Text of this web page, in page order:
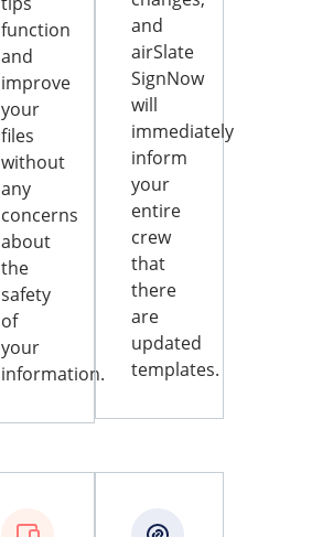
function
and
improve
your
files
without
any
concerns
about
the
safety
of
your
information.
and
airSlate
SignNow
will
immediately
inform
your
entire
crew
that
there
are
updated
templates.